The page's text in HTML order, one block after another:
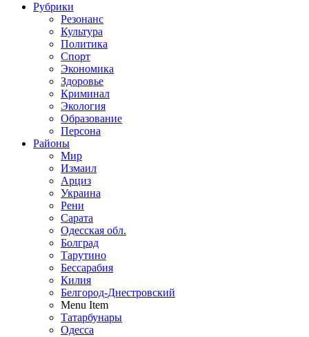
Рубрики
Резонанс
Культура
Политика
Спорт
Экономика
Здоровье
Криминал
Экология
Образование
Персона
Районы
Мир
Измаил
Арциз
Украина
Рени
Сарата
Одесская обл.
Болград
Тарутино
Бессарабия
Килия
Белгород-Днестровский
Menu Item
Татарбунары
Одесса